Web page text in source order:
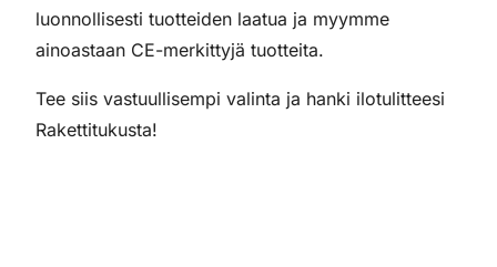
luonnollisesti tuotteiden laatua ja myymme
ainoastaan CE-merkittyjä tuotteita.
Tee siis vastuullisempi valinta ja hanki ilotulitteesi
Rakettitukusta!